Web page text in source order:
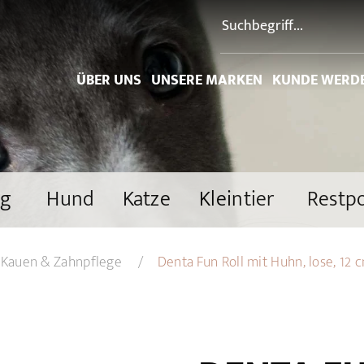
ÜBER UNS UNSERE MARKEN KUNDE
Hund Katze Kleintier
Kauen & Zahnpflege Denta Fun Roll mit Huhn, lose, 12